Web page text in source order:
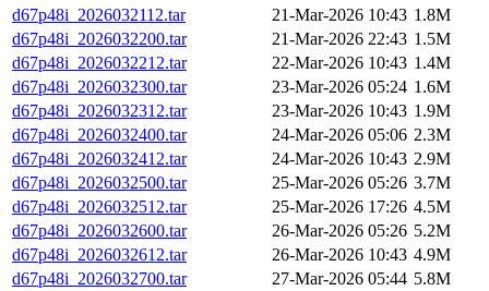
d67p48i_2026032112.tar
21-Mar-2026 10:43 1.8M
d67p48i_2026032200.tar
21-Mar-2026 22:43 1.5M
d67p48i_2026032212.tar
22-Mar-2026 10:43 1.4M
d67p48i_2026032300.tar
23-Mar-2026 05:24 1.6M
d67p48i_2026032312.tar
23-Mar-2026 10:43 1.9M
d67p48i_2026032400.tar
24-Mar-2026 05:06 2.3M
d67p48i_2026032412.tar
24-Mar-2026 10:43 2.9M
d67p48i_2026032500.tar
25-Mar-2026 05:26 3.7M
d67p48i_2026032512.tar
25-Mar-2026 17:26 4.5M
d67p48i_2026032600.tar
26-Mar-2026 05:26 5.2M
d67p48i_2026032612.tar
26-Mar-2026 10:43 4.9M
d67p48i_2026032700.tar
27-Mar-2026 05:44 5.8M